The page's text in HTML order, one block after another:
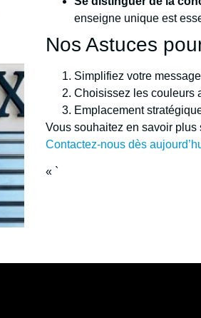
enseigne unique est
Nos Astuces
Simplifiez votre
Choisissez les couleurs
Emplacement
Vous souhaitez en savoir
Contactez-nous dès
« `